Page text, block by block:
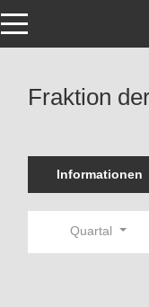
Toggle navigation
Fraktion
Informationen
Quartal